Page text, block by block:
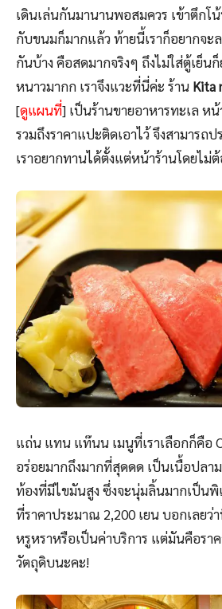
เดินเล่นกันมานานพอสมควร เข้าตึก
กับขนมก็มากแล้ว ท้ายนี้เราก็อยากจ
กันบ้าง คือสดมากจริงๆ ถึงไม่ใส่ตู้เย็น
หนาวมากก เราจึงแวะที่นี่ค่ะ ร้าน Kita
[ดูแผนที่] เป็นร้านขายอาหารทะเล ห
รวมถึงราคาแปะติดเอาไว้ จึงสามารถ
เราอยากทานได้ตั้งแต่หน้าร้านโดยไม่
แถ่น แทน แท๊นน เมนูที่เราเลือกก็คือ
อร่อยมากถึงมากที่สุดดด เป็นเนื้อปลา
ท้องที่มีไขมันสูง ซึ่งจะนุ่มลิ้นมากเป็น
ที่ราคาประมาณ 2,200 เยน บอกเลยว่
หรูหราหรือเป็นค่าบริการ แต่มันคือรา
วัตถุดิบนะคะ!